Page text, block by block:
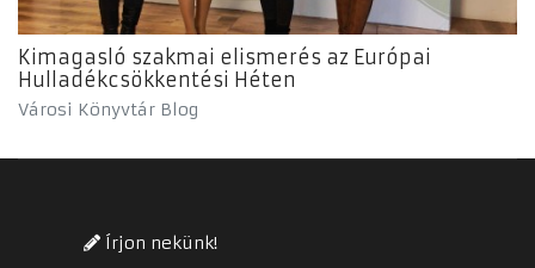
Kimagasló szakmai elismerés az Európai
Hulladékcsökkentési Héten
Városi Könyvtár Blog
Írjon nekünk!